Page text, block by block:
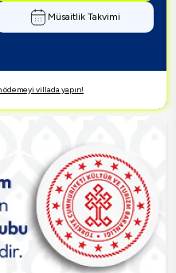
Müsaitlik Takvimi
ödemeyi villada yapın!